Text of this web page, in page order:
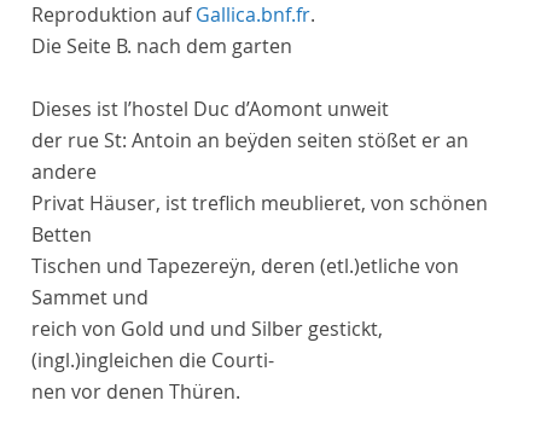
Reproduktion aufGallica.bnf.fr.
Die Seite B. nach dem garten
Dieses ist l’hostel Duc d’Aomont unweit
der rue St: Antoin an beÿden seiten stößet er an
andere
Privat Häuser, ist treflich meublieret, von schönen
Betten
Tischen und Tapezereÿn, deren (etl.)etlichevon
Sammet und
reich von Gold und und Silber gestickt,
(ingl.)ingleichen die Courti-
nen vor denen Thüren.